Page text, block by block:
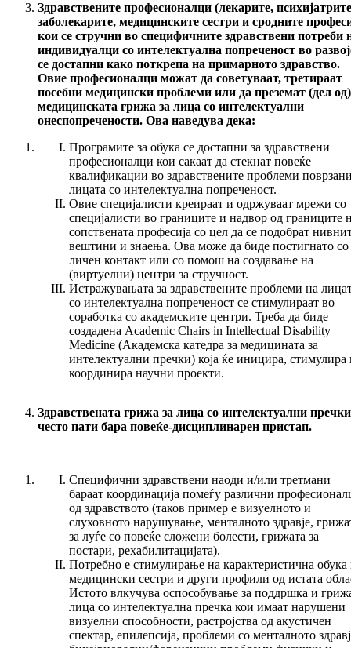
Здравствените професионалци (лекарите,
заболекарите, медицинските сестри и сродните
кои се стручни во специфичните здравствени потреби
индивидуалци со интелектуална попреченост во
се достапни како поткрепа на примарното здравство.
Овие професионалци можат да советуваат, третираат
посебни медицински проблеми или да преземат (дел од)
медицинската грижа за лица со интелектуални
онеспопречености. Ова наведува дека:
Програмите за обука се достапни за здравствени
професионалци кои сакаат да стекнат повеќе
квалификации во здравствените проблеми
лицата со интелектуална попреченост.
Овие специјалисти креираат и одржуваат мрежи со
специјалисти во границите и надвор од границите
сопствената професија со цел да се подобрат
вештини и знаења. Ова може да биде постигнато со
личен контакт или со помош на создавање на
(виртуелни) центри за стручност.
Истражувањата за здравствените проблеми на
со интелектуална попреченост се стимулираат во
соработка со академските центри. Треба да биде
создадена Academic Chairs in Intellectual Disability
Medicine (Академска катедра за медицината за
интелектуални пречки) која ќе иницира, стимулира
координира научни проекти.
Здравствената грижа за лица со интелектуални пречки
често пати бара повеќе-дисциплинарен пристап.
Специфични здравствени наоди и/или третмани
бараат координација помеѓу различни
од здравството (таков пример е визуелното и
слуховното нарушување, менталното здравје,
за луѓе со повеќе сложени болести, грижата за
постари, рехабилитацијата).
Потребно е стимулирање на карактеристична обука
медицински сестри и други профили од истата
Истото влкучува оспособување за поддршка и
лица со интелектуална пречка кои имаат нарушени
визуелни способности, растројства од акустичен
спектар, епилепсија, проблеми со менталното